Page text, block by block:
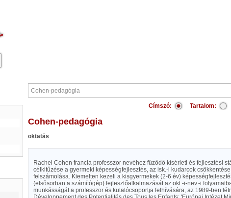
Címszó: Tartalom:
Cohen-pedagógia
oktatás
Rachel Cohen francia professzor nevéhez fűződő kísérleti és fejlesztési
célkitűzése a gyermeki képességfejlesztés, az isk.-i kudarcok
felszámolása. Kiemelten kezeli a kisgyermekek (2-6 év)
(elsősorban a számítógép) fejlesztőalkalmazását az okt.-i-nev.-i
munkásságát a professzor és kutatócsoportja felhívására, az 1989-ben